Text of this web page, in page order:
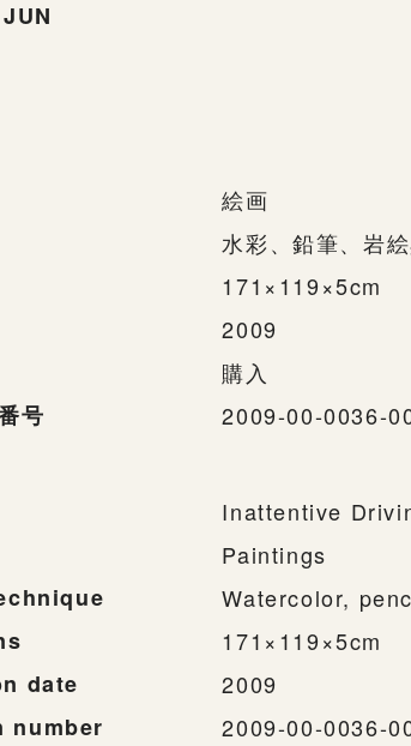
絵画
水彩、鉛筆、岩
171×119×5cm
2009
購入
号
2009-00-0036-
Inattentive
Paintings
Watercolor,
171×119×5cm
date
2009
number
2009-00-0036-